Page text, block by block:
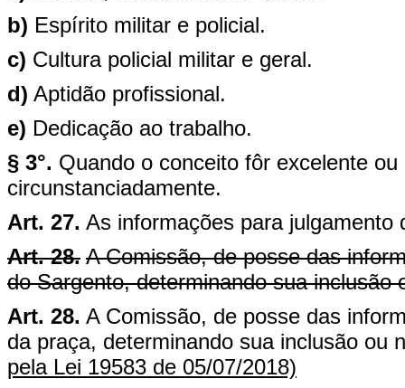
b) Espírito militar e policial.
c) Cultura policial militar e geral.
d) Aptidão profissional.
e) Dedicação ao trabalho.
§ 3°. Quando o conceito fôr excelente
circunstanciadamente.
Art. 27. As informações para
Art. 28. A Comissão, de posse das
do Sargento, determinando sua inclusão
Art. 28. A Comissão, de posse das
da praça, determinando sua inclusão ou
pela Lei 19583 de 05/07/2018)